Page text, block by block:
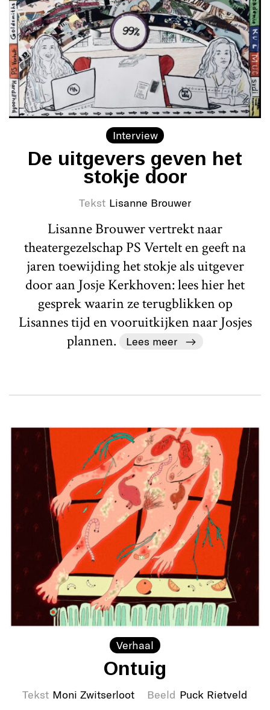
Interview
De uitgevers geven het
stokje door
Tekst Lisanne Brouwer
Lisanne Brouwer vertrekt naar
theatergezelschap PS Vertelt en geeft na
jaren toewijding het stokje als uitgever
door aan Josje Kerkhoven: lees hier het
gesprek waarin ze terugblikken op
Lisannes tijd en vooruitkijken naar Josjes
plannen.
Lees meer
Verhaal
Ontuig
Tekst Moni Zwitserloot Beeld Puck Rietveld